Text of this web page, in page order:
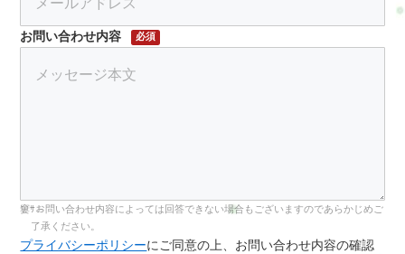
お問い合わせ内容 必須
お問い合わせ内容によっては回答できない場合もございますのであらかじめご
了承ください。
プライバシーポリシーにご同意の上、お問い合わせ内容の確認